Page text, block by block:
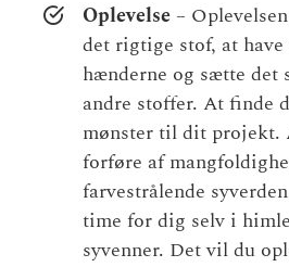
Oplevelse –
det rigtige stof, at
hænderne og sætte det
andre stoffer. At finde
mønster til dit projekt.
forføre af
farvestrålende
time for dig selv i
syvenner. Det vil du